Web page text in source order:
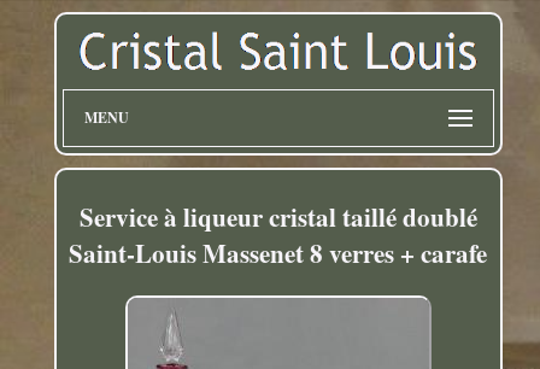
MENU
Service à liqueur cristal taillé doublé
Saint-Louis Massenet 8 verres + carafe